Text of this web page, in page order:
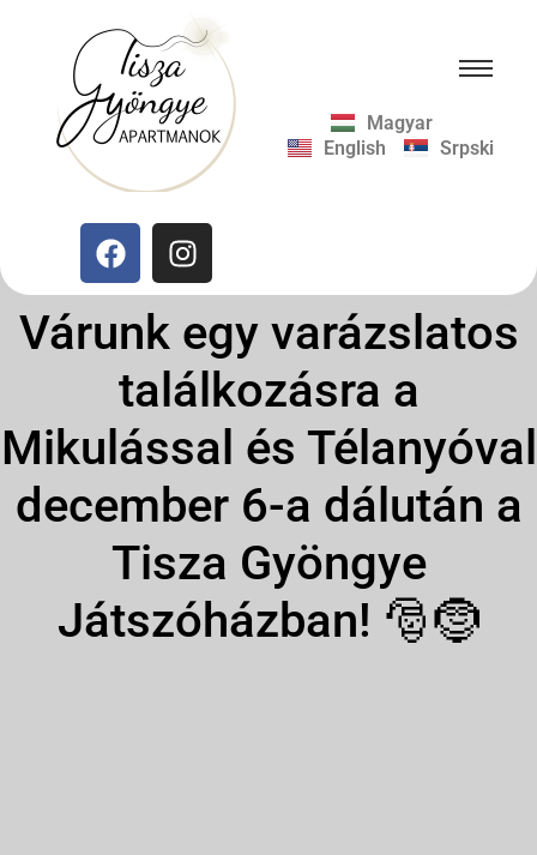
Magyar
English
Srpski
Várunk egy varázslatos
találkozásra a
Mikulással és Télanyóval
december 6-a dálután a
Tisza Gyöngye
Játszóházban! 🎅🤶